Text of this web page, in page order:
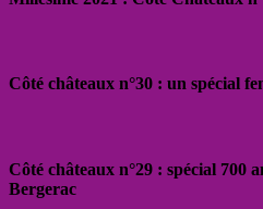
Côté châteaux n°30 : un spécial
Côté châteaux n°29 : spécial 700
Bergerac